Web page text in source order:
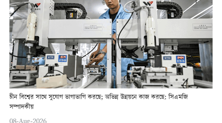
চীন বিশ্বের সাথে সুযোগ ভাগাভাগি করছে; অভিন্ন উন্নয়নে কাজ করছে: সিএমজি
সম্পাদকীয়
08-Aug-2026